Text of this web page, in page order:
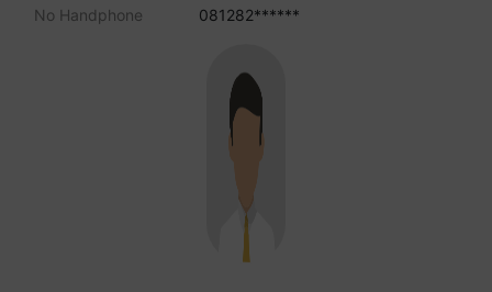
No Handphone
081282******